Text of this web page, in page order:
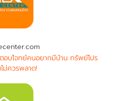
อบโจทย์คนอยากมีบ้าน ทรัพย์โปร
ม่ควรพลาด!